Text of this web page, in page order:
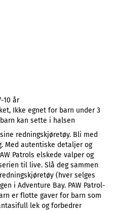
10 år
Ikke egnet for barn under 3
kan sette i halsen
redningskjøretøy. Bli med
Med autentiske detaljer og
Patrols elskede valper og
til live. Slå deg sammen
(hver selges
i Adventure Bay. PAW Patrol-
er flotte gaver for barn som
lek og forbedrer